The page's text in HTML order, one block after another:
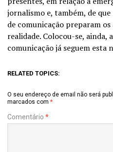
jornalismo e, também, de
de comunicação preparam
realidade. Colocou-se, ainda,
comunicação já seguem esta
RELATED TOPICS:
O seu endereço de email não será
marcados com *
Comentário *